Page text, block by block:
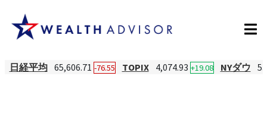
日経平均 65,606.71 -76.55 TOPIX 4,074.93 +19.08 NYダウ